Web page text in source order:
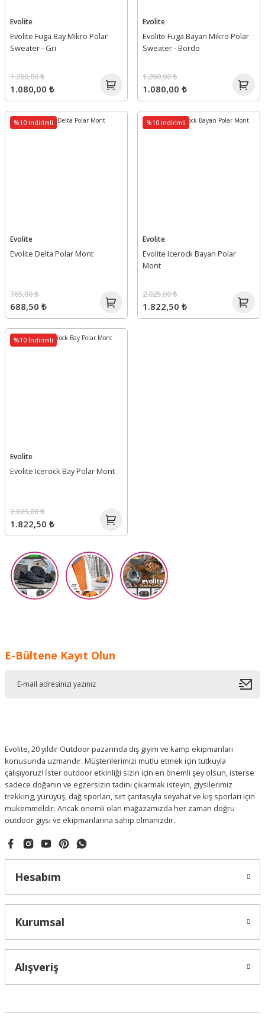
Evolite
Evolite Fuga Bay Mikro Polar
Sweater - Gri
1.080,00 ₺
1.200,00 ₺
Evolite
Evolite Fuga Bayan Mikro Polar
Sweater - Bordo
1.080,00 ₺
1.200,00 ₺
%10 İndirimli
Evolite
Evolite Delta Polar Mont
688,50 ₺
765,00 ₺
%10 İndirimli
Evolite
Evolite Icerock Bayan Polar
Mont
1.822,50 ₺
2.025,00 ₺
%10 İndirimli
Evolite
Evolite Icerock Bay Polar Mont
1.822,50 ₺
2.025,00 ₺
E-Bültene Kayıt Olun
Evolite, 20 yıldır Outdoor pazarında dış giyim ve kamp ekipmanları
konusunda uzmandır. Müşterilerimizi mutlu etmek için tutkuyla
çalışıyoruz! İster outdoor etkinliği sizin için en önemli şey olsun, isterse
sadece doğanın ve egzersizin tadını çıkarmak isteyin, giysilerimiz
trekking, yürüyüş, dağ sporları, sırt çantasıyla seyahat ve kış sporları için
mükemmeldir. Ancak önemli olan mağazamızda her zaman doğru
outdoor giysi ve ekipmanlarına sahip olmanızdır..
Hesabım
Kurumsal
Alışveriş